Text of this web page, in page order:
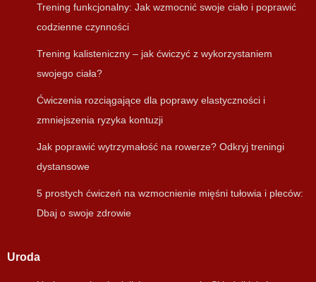
Trening funkcjonalny: Jak wzmocnić swoje ciało i poprawić
codzienne czynności
Trening kalisteniczny – jak ćwiczyć z wykorzystaniem
swojego ciała?
Ćwiczenia rozciągające dla poprawy elastyczności i
zmniejszenia ryzyka kontuzji
Jak poprawić wytrzymałość na rowerze? Odkryj treningi
dystansowe
5 prostych ćwiczeń na wzmocnienie mięśni tułowia i pleców:
Dbaj o swoje zdrowie
Uroda